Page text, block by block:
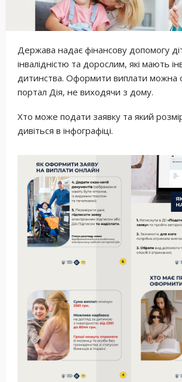
Держава надає фінансову допомогу
інвалідністю та дорослим, які мають
дитинства. Оформити виплати можна
портал Дія, не виходячи з дому.
Хто може подати заявку та який
дивіться в інфографіці.